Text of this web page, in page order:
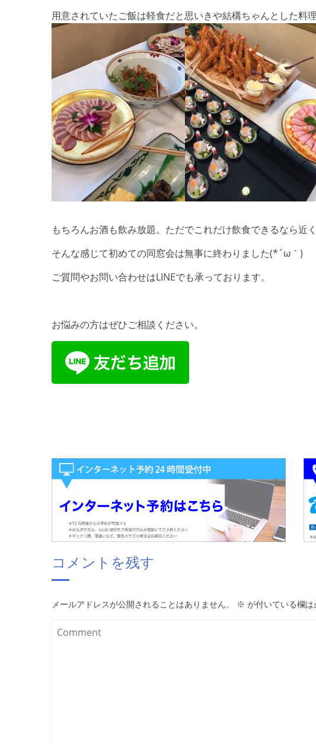
用意されていたご飯は軽食だと思いきや結構ちゃんとした料
もちろんお酒も飲み放題。ただでこれだけ飲食できるなら近
そんな感じて初めての同窓会は無事に終わりました(*´ω｀)
ご質問やお問い合わせはLINEでも承っております。
お悩みの方はぜひご相談ください。
コメントを残す
メールアドレスが公開されることはありません。 ※ が付いている欄